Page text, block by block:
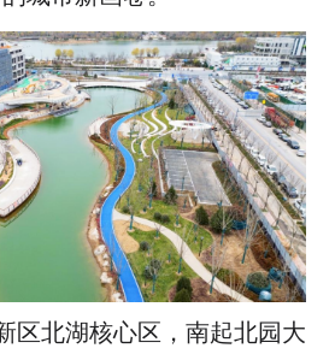
区北湖核心区，南起北园大